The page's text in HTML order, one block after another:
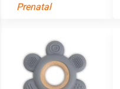
Prenatal